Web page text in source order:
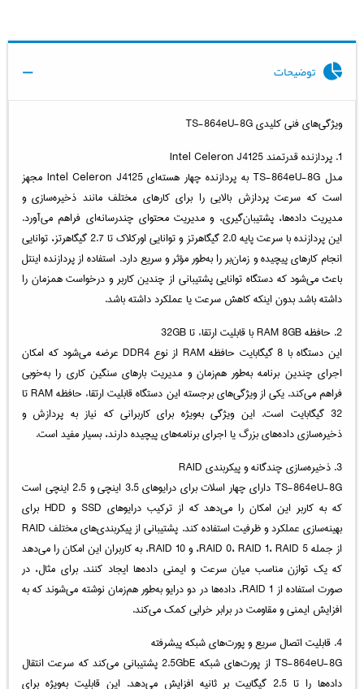
توضیحات
ویژگی‌های فنی کلیدی TS-864eU-8G
1. پردازنده قدرتمند Intel Celeron J4125
مدل TS-864eU-8G به پردازنده چهار هسته‌ای Intel Celeron J4125 مجهز
است که سرعت پردازش بالایی را برای کارهای مختلف مانند ذخیره‌سازی و
مدیریت داده‌ها، پشتیبان‌گیری، و مدیریت محتوای چندرسانه‌ای فراهم می‌آورد.
این پردازنده با سرعت پایه 2.0 گیگاهرتز و توانایی اورکلاک تا 2.7 گیگاهرتز، توانایی
انجام کارهای پیچیده و زمان‌بر را به‌طور مؤثر و سریع دارد. استفاده از پردازنده اینتل
باعث می‌شود که دستگاه توانایی پشتیبانی از چندین کاربر و درخواست همزمان را
داشته باشد بدون اینکه کاهش سرعت یا عملکرد داشته باشد.
2. حافظه RAM 8GB با قابلیت ارتقاء تا 32GB
این دستگاه با 8 گیگابایت حافظه RAM از نوع DDR4 عرضه می‌شود که امکان
اجرای چندین برنامه به‌طور هم‌زمان و مدیریت بارهای سنگین کاری را به‌خوبی
فراهم می‌کند. یکی از ویژگی‌های برجسته این دستگاه قابلیت ارتقاء حافظه RAM تا
32 گیگابایت است. این ویژگی به‌ویژه برای کاربرانی که نیاز به پردازش و
ذخیره‌سازی داده‌های بزرگ یا اجرای برنامه‌های پیچیده دارند، بسیار مفید است.
3. ذخیره‌سازی چندگانه و پیکربندی RAID
TS-864eU-8G دارای چهار اسلات برای درایوهای 3.5 اینچی و 2.5 اینچی است
که به کاربر این امکان را می‌دهد که از ترکیب درایوهای SSD و HDD برای
بهینه‌سازی عملکرد و ظرفیت استفاده کند. پشتیبانی از پیکربندی‌های مختلف RAID
از جمله RAID 0، RAID 1، RAID 5، و RAID 10، به کاربران این امکان را می‌دهد
که یک توازن مناسب میان سرعت و ایمنی داده‌ها ایجاد کنند. برای مثال، در
صورت استفاده از RAID 1، داده‌ها در دو درایو به‌طور هم‌زمان نوشته می‌شوند که به
افزایش ایمنی و مقاومت در برابر خرابی کمک می‌کند.
4. قابلیت اتصال سریع و پورت‌های شبکه پیشرفته
TS-864eU-8G از پورت‌های شبکه 2.5GbE پشتیبانی می‌کند که سرعت انتقال
داده‌ها را تا 2.5 گیگابیت بر ثانیه افزایش می‌دهد. این قابلیت به‌ویژه برای